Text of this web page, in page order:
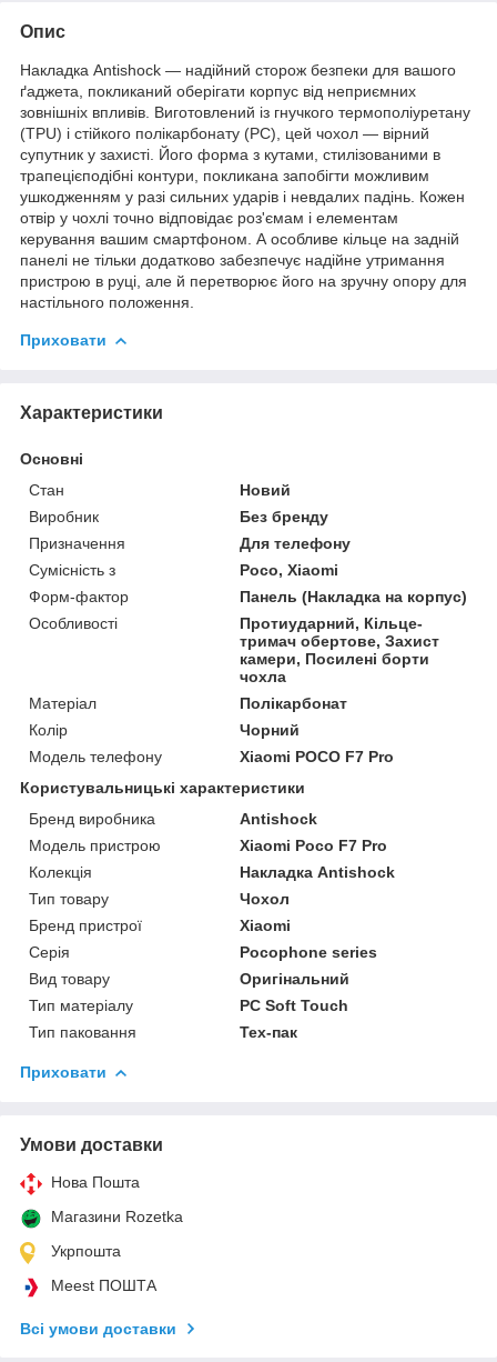
Опис
Накладка Antishock — надійний сторож безпеки для вашого
ґаджета, покликаний оберігати корпус від неприємних
зовнішніх впливів. Виготовлений із гнучкого термополіуретану
(TPU) і стійкого полікарбонату (PC), цей чохол — вірний
супутник у захисті. Його форма з кутами, стилізованими в
трапецієподібні контури, покликана запобігти можливим
ушкодженням у разі сильних ударів і невдалих падінь. Кожен
отвір у чохлі точно відповідає роз'ємам і елементам
керування вашим смартфоном. А особливе кільце на задній
панелі не тільки додатково забезпечує надійне утримання
пристрою в руці, але й перетворює його на зручну опору для
настільного положення.
Приховати
Характеристики
Основні
Стан
Новий
Виробник
Без бренду
Призначення
Для телефону
Сумісність з
Poco, Xiaomi
Форм-фактор
Панель (Накладка на корпус)
Особливості
Протиударний, Кільце-
тримач обертове, Захист
камери, Посилені борти
чохла
Матеріал
Полікарбонат
Колір
Чорний
Модель телефону
Xiaomi POCO F7 Pro
Користувальницькі характеристики
Бренд виробника
Antishock
Модель пристрою
Xiaomi Poco F7 Pro
Колекція
Накладка Antishock
Тип товару
Чохол
Бренд пристрої
Xiaomi
Серія
Pocophone series
Вид товару
Оригінальний
Тип матеріалу
PC Soft Touch
Тип паковання
Тех-пак
Приховати
Умови доставки
Нова Пошта
Магазини Rozetka
Укрпошта
Meest ПОШТА
Всі умови доставки